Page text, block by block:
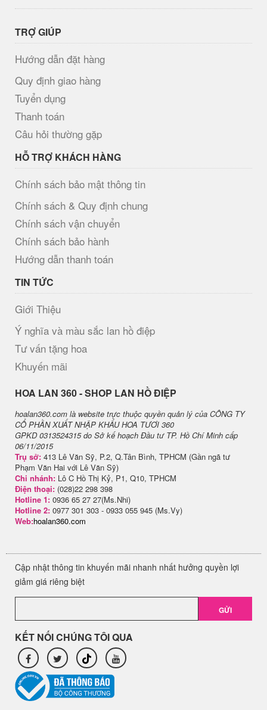
TRỢ GIÚP
Hướng dẫn đặt hàng
Quy định giao hàng
Tuyển dụng
Thanh toán
Câu hỏi thường gặp
HỖ TRỢ KHÁCH HÀNG
Chính sách bảo mật thông tin
Chính sách & Quy định chung
Chính sách vận chuyển
Chính sách bảo hành
Hướng dẫn thanh toán
TIN TỨC
Giới Thiệu
Ý nghĩa và màu sắc lan hồ điệp
Tư vấn tặng hoa
Khuyến mãi
H​OA LAN 360 - SHOP LAN HỒ ĐIỆP
hoalan360.com là website trực thuộc quyền quản lý của CÔNG TY
CỔ PHẦN XUẤT NHẬP KHẨU HOA TƯƠI 360
GPKD 0313524315 do Sở kế hoạch Đầu tư TP. Hồ Chí Minh cấp
06/11/2015
Trụ sở: 413 Lê Văn Sỹ, P.2, Q.Tân Bình, TPHCM (Gần ngã tư
Phạm Văn Hai với Lê Văn Sỹ)
Chi nhánh: Lô C Hồ Thị Kỷ, P1, Q10, TPHCM
Điện thoại: (028)22 298 398
Hotline 1: 0936 65 27 27(Ms.Nhi)
Hotline 2: 0977 301 303 - 0933 055 945 (Ms.Vy)
Web:hoalan360.com
Cập nhật thông tin khuyến mãi nhanh nhất hưởng quyền lợi
giảm giá riêng biệt
GỬI
KẾT NỐI CHÚNG TÔI QUA